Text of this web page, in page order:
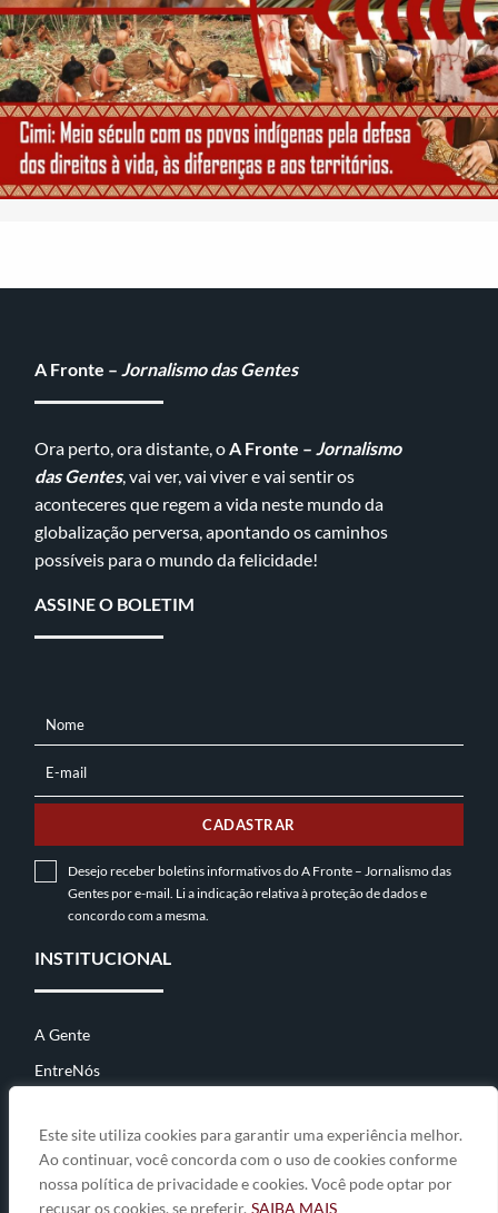
Este site utiliza cookies para garantir uma experiência melhor.
Ao continuar, você concorda com o uso de cookies conforme
nossa política de privacidade e cookies. Você pode optar por
recusar os cookies, se preferir. SAIBA MAIS
A Fronte – Jornalismo das Gentes
Ora perto, ora distante, oA Fronte – Jornalismo
das Gentes, vai ver, vai viver e vai sentir os
aconteceres que regem a vida neste mundo da
globalização perversa, apontando os caminhos
possíveis para o mundo da felicidade!
ASSINE O BOLETIM
NOME
Nome
MAIL
E-mail
CADASTRAR
Desejo receber boletins informativos do A Fronte – Jornalismo das
Gentes por e-mail. Li a indicação relativa àproteção de dadose
concordo com a mesma.
INSTITUCIONAL
A Gente
EntreNós